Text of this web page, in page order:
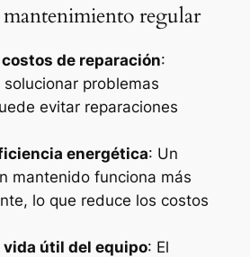
regular
de reparación:
problemas
evitar reparaciones
energética: Un
mantenido funciona más
lo que reduce los costos
vida útil del equipo: El